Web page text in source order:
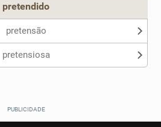
pretendido
pretensão
pretensiosa